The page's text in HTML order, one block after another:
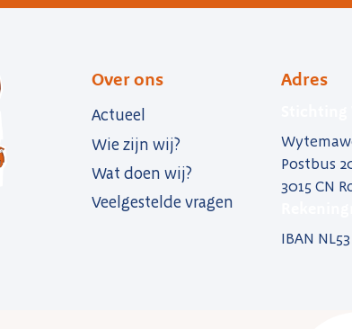
Over ons
Actueel
Wie zijn wij?
Wat doen wij?
Veelgestelde vragen
Adres
Postbus
3015 CN
IBAN